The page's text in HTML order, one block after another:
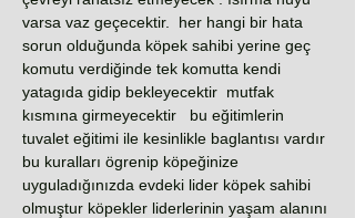
varsa vaz geçecektir. her hangi bir hata
sorun olduğunda köpek sahibi yerine geç
komutu verdiğinde tek komutta kendi
yatagıda gidip bekleyecektir mutfak
kısmına girmeyecektir bu eğitimlerin
tuvalet eğitimi ile kesinlikle baglantısı vardır
bu kuralları ögrenip köpeğinize
uyguladığınızda evdeki lider köpek sahibi
olmuştur köpekler liderlerinin yaşam alanını